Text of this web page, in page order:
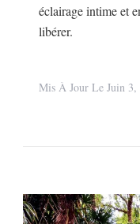
éclairage intime et
libérer.
Mis À Jour Le Juin 3,